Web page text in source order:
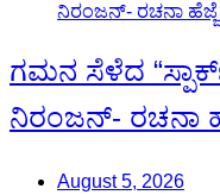
ಗಮನ ಸೆಳೆದ
ನಿರಂಜನ್- ರಚನಾ
August 5, 2026